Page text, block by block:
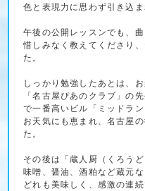
色と表現力に思わず引き込ま
午後の公開レッスンでも、
惜しみなく教えてくださり
た。
しっかり勉強したあとは、
「名古屋ぴあのクラブ」の
で一番高いビル「ミッドラ
お天気にも恵まれ、名古屋
た。
その後は「蔵人厨（くろう
味噌、醤油、酒粕など蔵元
どれも美味しく、感激の連